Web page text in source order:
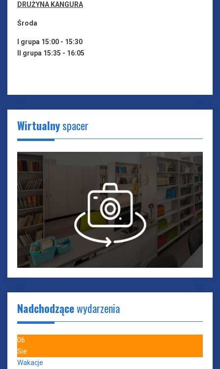
DRUŻYNA KANGURA
Środa
I grupa 15:00 - 15:30
II grupa 15:35 - 16:05
Wirtualnyspacer
Nadchodzącewydarzenia
06
Sie
Wakacje